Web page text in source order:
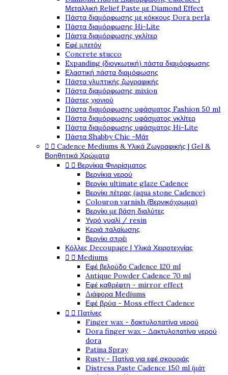
Μεταλλική Relief Paste με Diamond Effect
Πάστα διαμόρφωσης με κόκκους Dora perla
Πάστα διαμόρφωσης Hi-Lite
Πάστα διαμόρφωσης γκλίτερ
Εφέ μπετόν
Concrete stucco
Expanding (διογκωτική) πάστα διαμόρφωσης
Ελαστική πάστα διαμόφωσης
Πάστα γλυπτικής ζωγραφικής
Πάστα διαμόρφωσης mixion
Πάστες χιονιού
Πάστα διαμόρφωσης υφάσματος Fashion 50 ml
Πάστα διαμόρφωσης υφάσματος γκλίτερ
Πάστα διαμόρφωσης υφάσματος Hi-Lite
Πάστα Shabby Chic -Μάτ
  Cadence Mediums & Υλικά Ζωγραφικής | Gel &
Βοηθητικά Χρώματα
  Βερνίκια Φινιρίσματος
Βερνίκια νερού
Βερνίκι ultimate glaze Cadence
Βερνίκι πέτρας (aqua stone Cadence)
Colouron varnish (Βερνικόχρωμα)
Βερνίκι με βάση διαλύτες
Υγρό γυαλί / resin
Κεριά παλαίωσης
Βερνίκι σπρέι
Κόλλες Decoupage | Υλικά Χειροτεχνίας
  Mediums
Εφέ βελούδο Cadence 120 ml
Antique Powder Cadence 70 ml
Εφέ καθρέφτη - mirror effect
Διάφορα Mediums
Εφέ βρύα - Moss effect Cadence
  Πατίνες
Finger wax - δακτυλοπατίνα νερού
Dora finger wax - Δακτυλοπατίνα νερού
dora
Patina Spray
Rusty - Πατίνα για εφέ σκουριάς
Distress Paste Cadence 150 ml (μάτ